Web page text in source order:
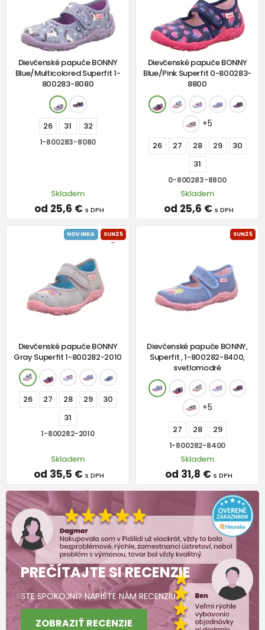
Dievčenské papuče BONNY
Blue/Multicolored Superfit 1-
800283-8080
26 31 32
1-800283-8080
Skladem
od 25,6 € s DPH
Dievčenské papuče BONNY
Blue/Pink Superfit 0-800283-
8800
+5
26 27 28 29
30
31
0-800283-8800
Skladem
od 25,6 € s DPH
NOVINKA SUN25
Dievčenské papuče BONNY
Gray Superfit 1-800282-2010
26 27 28 29
30
31
1-800282-2010
Skladem
od 35,5 € s DPH
SUN25
Dievčenské papuče BONNY,
Superfit , 1-800282-8400,
svetlomodré
+5
27 28 29
1-800282-8400
Skladem
od 31,8 € s DPH
PREČÍTAJTE SI RECENZIE
STE SPOKOJNÍ? NAPÍŠTE NÁM RECENZIU.
ZOBRAZIŤ RECENZIE